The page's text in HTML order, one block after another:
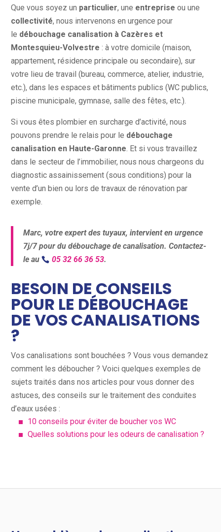
Que vous soyez un particulier, une entreprise ou une
collectivité, nous intervenons en urgence pour
le débouchage canalisation à Cazères et
Montesquieu-Volvestre : à votre domicile (maison,
appartement, résidence principale ou secondaire), sur
votre lieu de travail (bureau, commerce, atelier, industrie,
etc.), dans les espaces et bâtiments publics (WC publics,
piscine municipale, gymnase, salle des fêtes, etc.).
Si vous êtes plombier en surcharge d’activité, nous
pouvons prendre le relais pour le débouchage
canalisation en Haute-Garonne. Et si vous travaillez
dans le secteur de l’immobilier, nous nous chargeons du
diagnostic assainissement (sous conditions) pour la
vente d’un bien ou lors de travaux de rénovation par
exemple.
Marc, votre expert des tuyaux, intervient en urgence
7j/7 pour du débouchage de canalisation. Contactez-
le au
05 32 66 36 53.
BESOIN DE CONSEILS
POUR LE DÉBOUCHAGE
DE VOS CANALISATIONS
?
Vos canalisations sont bouchées ? Vous vous demandez
comment les déboucher ? Voici quelques exemples de
sujets traités dans nos articles pour vous donner des
astuces, des conseils sur le traitement des conduites
d’eaux usées :
10 conseils pour éviter de boucher vos WC
Quelles solutions pour les odeurs de canalisation ?